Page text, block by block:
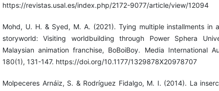
https://revistas.usal.es/index.php/2172-9077/article/view/12094
Mohd, U. H. & Syed, M. A. (2021). Tying multiple installments in
storyworld: Visiting worldbuilding through Power Sphera
Malaysian animation franchise, BoBoiBoy. Media International
180(1), 131-147. https://doi.org/10.1177/1329878X20978707
Molpeceres Arnáiz, S. & Rodríguez Fidalgo, M. I. (2014). La